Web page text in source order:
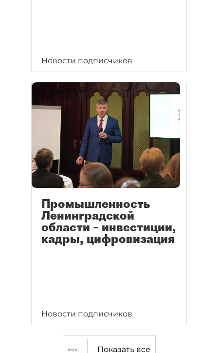
Новости подписчиков
Промышленность
Ленинградской
области – инвестиции,
кадры, цифровизация
Новости подписчиков
Показать все